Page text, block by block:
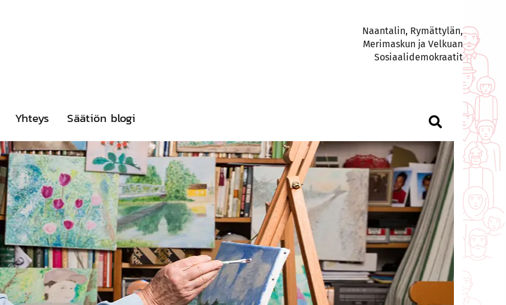
Naantalin, Rymättylän,
Merimaskun ja Velkuan
Sosiaalidemokraatit
Yhteys Säätiön blogi